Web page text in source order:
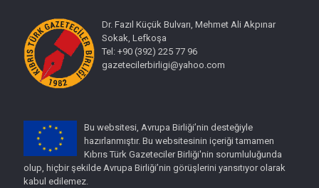
Dr. Fazıl Küçük Bulvarı, Mehmet Ali Akpınar
Sokak, Lefkoşa
Tel: +90 (392) 225 77 96
gazetecilerbirligi@yahoo.com
Bu websitesi, Avrupa Birliği’nin desteğiyle
hazırlanmıştır. Bu websitesinin içeriği tamamen
Kıbrıs Türk Gazeteciler Birliği'nin sorumluluğunda
olup, hiçbir şekilde Avrupa Birliği’nin görüşlerini yansıtıyor olarak
kabul edilemez.